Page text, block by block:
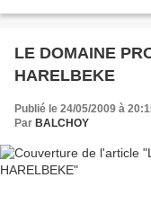
LE DOMAINE
HARELBEKE
Publié le 24/05/2009 à
Par BALCHOY